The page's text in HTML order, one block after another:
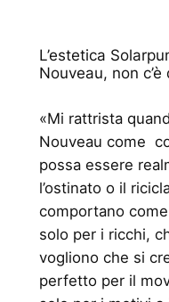
L’estetica
Nouveau, non
«Mi rattrista
Nouveau come
possa essere
l’ostinato o il
comportano
solo per i ricchi,
vogliono che si
perfetto per il